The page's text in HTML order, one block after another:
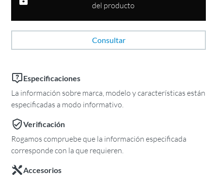
del producto
Consultar
Especificaciones
La información sobre marca, modelo y características están
especificadas a modo informativo.
Verificación
Rogamos compruebe que la información especificada
corresponde con la que requieren.
Accesorios